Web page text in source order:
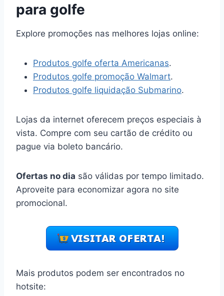
para golfe
Explore promoções nas melhores lojas online:
Produtos golfe oferta Americanas.
Produtos golfe promoção Walmart.
Produtos golfe liquidação Submarino.
Lojas da internet oferecem preços especiais à
vista. Compre com seu cartão de crédito ou
pague via boleto bancário.
Ofertas no dia são válidas por tempo limitado.
Aproveite para economizar agora no site
promocional.
Mais produtos podem ser encontrados no
hotsite: